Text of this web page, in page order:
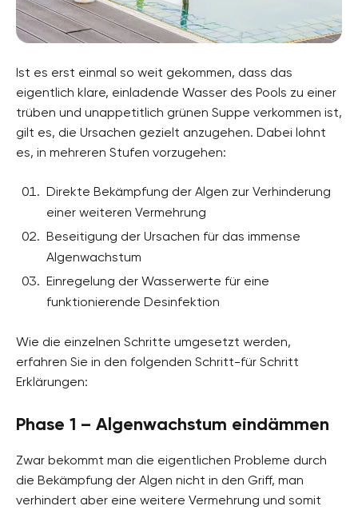
Ist es erst einmal so weit gekommen, dass das
eigentlich klare, einladende Wasser des Pools zu einer
trüben und unappetitlich grünen Suppe verkommen ist,
gilt es, die Ursachen gezielt anzugehen. Dabei lohnt
es, in mehreren Stufen vorzugehen:
Direkte Bekämpfung der Algen zur Verhinderung
einer weiteren Vermehrung
Beseitigung der Ursachen für das immense
Algenwachstum
Einregelung der Wasserwerte für eine
funktionierende Desinfektion
Wie die einzelnen Schritte umgesetzt werden,
erfahren Sie in den folgenden Schritt-für Schritt
Erklärungen:
Phase 1 – Algenwachstum eindämmen
Zwar bekommt man die eigentlichen Probleme durch
die Bekämpfung der Algen nicht in den Griff, man
verhindert aber eine weitere Vermehrung und somit